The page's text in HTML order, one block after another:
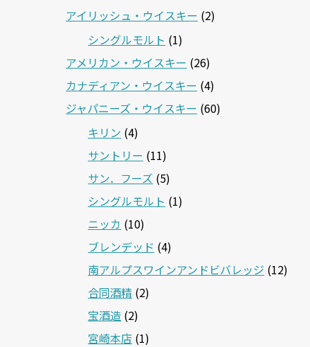
アイリッシュ・ウイスキー (2)
シングルモルト (1)
アメリカン・ウイスキー (26)
カナディアン・ウイスキー (4)
ジャパニーズ・ウイスキー (60)
キリン (4)
サントリー (11)
サン．フーズ (5)
シングルモルト (1)
ニッカ (10)
ブレンデッド (4)
南アルプスワインアンドビバレッジ (12)
合同酒精 (2)
宝酒造 (2)
宮崎本店 (1)